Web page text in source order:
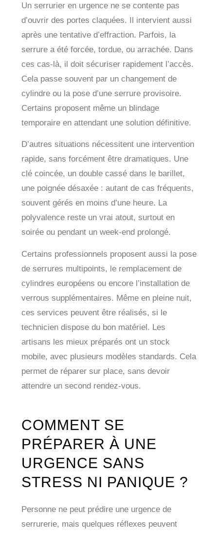
Un serrurier en urgence ne se contente pas
d’ouvrir des portes claquées. Il intervient aussi
après une tentative d’effraction. Parfois, la
serrure a été forcée, tordue, ou arrachée. Dans
ces cas-là, il doit sécuriser rapidement l’accès.
Cela passe souvent par un changement de
cylindre ou la pose d’une serrure provisoire.
Certains proposent même un blindage
temporaire en attendant une solution définitive.
D’autres situations nécessitent une intervention
rapide, sans forcément être dramatiques. Une
clé coincée, un double cassé dans le barillet,
une poignée désaxée : autant de cas fréquents,
souvent gérés en moins d’une heure. La
polyvalence reste un vrai atout, surtout en
soirée ou pendant un week-end prolongé.
Certains professionnels proposent aussi la pose
de serrures multipoints, le remplacement de
cylindres européens ou encore l’installation de
verrous supplémentaires. Même en pleine nuit,
ces services peuvent être réalisés, si le
technicien dispose du bon matériel. Les
artisans les mieux préparés ont un stock
mobile, avec plusieurs modèles standards. Cela
permet de réparer sur place, sans devoir
attendre un second rendez-vous.
COMMENT SE
PRÉPARER À UNE
URGENCE SANS
STRESS NI PANIQUE ?
Personne ne peut prédire une urgence de
serrurerie, mais quelques réflexes peuvent